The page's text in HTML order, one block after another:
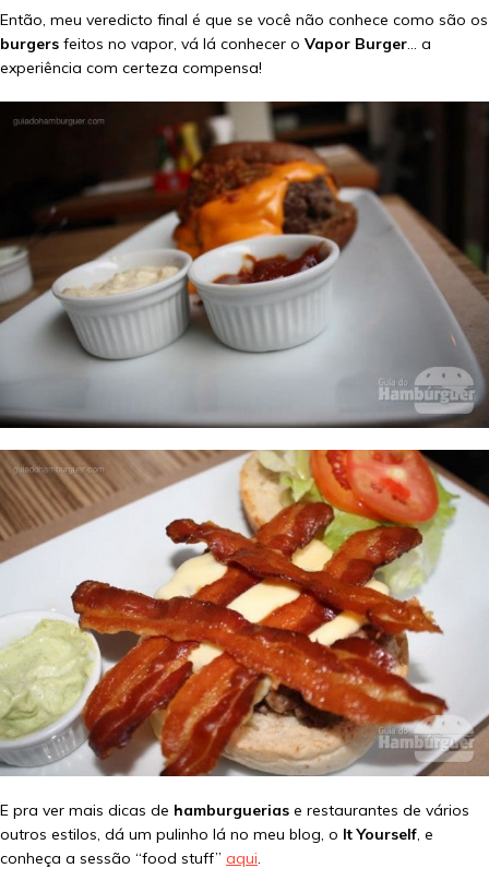
Então, meu veredicto final é que se você não conhece como são os
burgers feitos no vapor, vá lá conhecer o Vapor Burger… a
experiência com certeza compensa!
E pra ver mais dicas de hamburguerias e restaurantes de vários
outros estilos, dá um pulinho lá no meu blog, o It Yourself , e
conheça a sessão “food stuff” aqui